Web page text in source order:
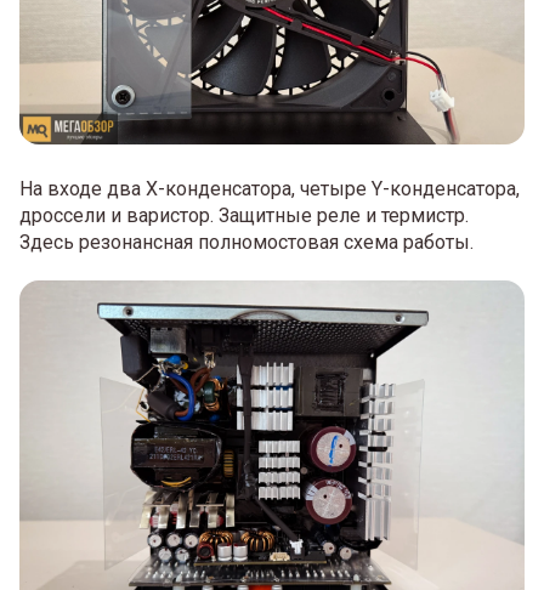
На входе два X-конденсатора, четыре Y-конденсатора,
дроссели и варистор. Защитные реле и термистр.
Здесь резонансная полномостовая схема работы.